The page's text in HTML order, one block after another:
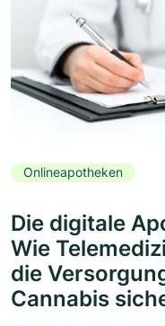
Onlineapotheken
Die digitale
Wie
die
Cannabis